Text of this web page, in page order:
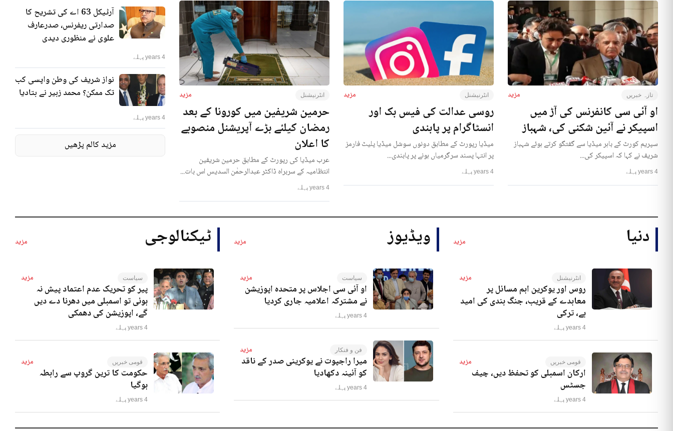
تازہ خبریں مزید
او آئی سی کانفرنس کی آڑ میں
اسپیکر نے آئین شکنی کی، شہباز
سپریم کورٹ کے باہر میڈیا سے گفتگو کرتے ہوئے شہباز
شریف نے کہا کہ اسپیکر کی...
4 years پہلے
انٹرنیشنل مزید
روسی عدالت کی فیس بک اور
انسٹاگرام پر پابندی
میڈیا رپورٹ کے مطابق دونوں سوشل میڈیا پلیٹ فارمز
پر انتہا پسند سرگرمیاں ہونے پر پابندی...
4 years پہلے
انٹرنیشنل مزید
حرمین شریفین میں کورونا کے بعد
رمضان کیلئے بڑے آپریشنل منصوبے
کا اعلان
عرب میڈیا کی رپورٹ کے مطابق حرمین شریفین
انتظامیہ کے سربراہ ڈاکٹر عبدالرحمٰن السدیس اس بات...
4 years پہلے
آرٹیکل 63 اے کی تشریح کا
صدارتی ریفرنس، صدرعارف
علوی نے منظوری دیدی
4 years پہلے
نواز شریف کی وطن واپسی کب
تک ممکن؟ محمد زبیر نے بتادیا
4 years پہلے
مزید کالم پڑھیں
دنیا مزید
انٹرنیشنل مزید
روس اور یوکرین اہم مسائل پر
معاہدے کے قریب، جنگ بندی کی امید
ہے، ترکی
4 years پہلے
قومی خبریں مزید
ارکان اسمبلی کو تحفظ دیں، چیف
جسٹس
4 years پہلے
ویڈیوز مزید
سیاست مزید
او آئی سی اجلاس پر متحدہ اپوزیشن
نے مشترکہ اعلامیہ جاری کردیا
4 years پہلے
فن و فنکار مزید
میرا راجپوت نے یوکرینی صدر کے ناقد
کو آئینہ دکھادیا
4 years پہلے
ٹیکنالوجی مزید
سیاست مزید
پیر کو تحریک عدم اعتماد پیش نہ
ہوئی تو اسمبلی میں دھرنا دے دیں
گے، اپوزیشن کی دھمکی
4 years پہلے
قومی خبریں مزید
حکومت کا ترین گروپ سے رابطہ
ہوگیا
4 years پہلے